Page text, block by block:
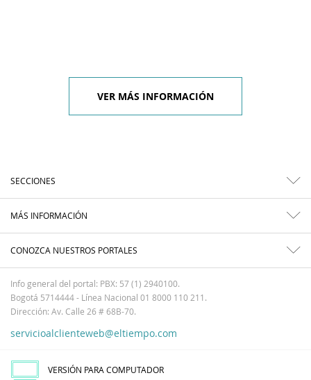
VER MÁS INFORMACIÓN
SECCIONES
MÁS INFORMACIÓN
CONOZCA NUESTROS PORTALES
Info general del portal: PBX: 57 (1) 2940100.
Bogotá 5714444 - Línea Nacional 01 8000 110 211.
Dirección: Av. Calle 26 # 68B-70.
servicioalclienteweb@eltiempo.com
VERSIÓN PARA COMPUTADOR